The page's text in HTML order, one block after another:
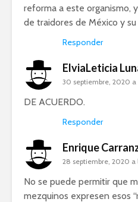
reforma a este organismo,
de traidores de México y
Responder
ElviaLeticia
30 septiembre, 2020 a
DE ACUERDO.
Responder
Enrique
28 septiembre, 2020 a
No se puede permitir que
mezquinos expresen esos